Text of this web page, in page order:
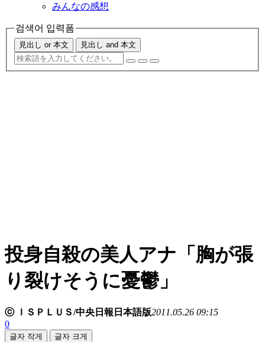
みんなの感想
검색어 입력폼
見出し or 本文 見出し and 本文
投身自殺の美人アナ「胸が張
り裂けそうに憂鬱」
ⓒ ＩＳＰＬＵＳ/中央日報日本語版2011.05.26 09:15
0
글자 작게 글자 크게